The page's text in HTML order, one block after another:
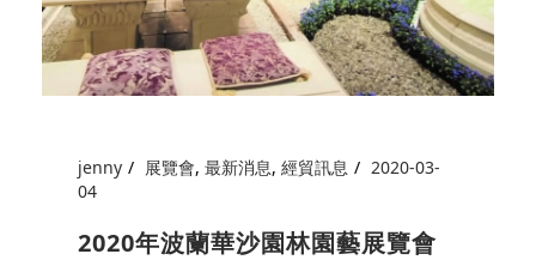
jenny 展覽會, 最新消息, 經貿訊息
2020-03-
04
2020年波蘭華沙園林園藝展覽會